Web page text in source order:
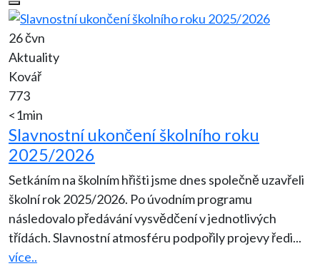
26 čvn
Aktuality
Kovář
773
<1min
Slavnostní ukončení školního roku
2025/2026
Setkáním na školním hřišti jsme dnes společně uzavřeli
školní rok 2025/2026. Po úvodním programu
následovalo předávání vysvědčení v jednotlivých
třídách. Slavnostní atmosféru podpořily projevy ředi...
více..